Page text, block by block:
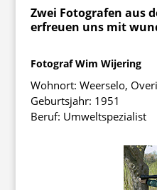
Zwei Fotografen aus
erfreuen uns mit
Fotograf Wim Wijering
Wohnort: Weerselo,
Geburtsjahr: 1951
Beruf: Umweltspezialist